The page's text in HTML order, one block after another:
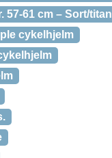
57-61 cm – Sort/
cykelhjelm